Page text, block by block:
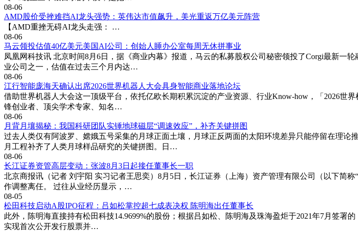
08-06
AMD股价受挫难挡AI龙头强势：英伟达市值飙升，美光重返万亿美元阵营
【AMD重挫无碍AI龙头走强： …
08-06
马云领投估值40亿美元美国AI公司：创始人睡办公室每周无休拼事业
凤凰网科技讯 北京时间8月6日，据《商业内幕》报道，马云的私募股权公司秘密领投了Corgi最新一
业公司之一，估值在过去三个月内达…
08-06
江行智能庞海天确认出席2026世界机器人大会具身智能商业落地论坛
借助世界机器人大会这一顶级平台，依托亿欧长期积累沉淀的产业资源、行业Know-how，「2026世
锋创业者、顶尖学术专家、知名…
08-06
月背月壤揭秘：我国科研团队实锤地球磁层“调速效应”，补齐关键拼图
过去人类仅有阿波罗、嫦娥五号采集的月球正面土壤，月球正反两面的太阳环境差异只能停留在理
月工程补齐了人类月球样品研究的关键拼图。日…
08-06
长江证券资管高层变动：张波8月3日起接任董事长一职
北京商报讯（记者 刘宇阳 实习记者王思奕）8月5日，长江证券（上海）资产管理有限公司（以下简
作调整离任。 过往从业经历显示，…
08-05
松田科技启动A股IPO征程：吕如松掌控超七成表决权 陈明海出任董事长
此外，陈明海直接持有松田科技14.9699%的股份；根据吕如松、陈明海及珠海盈炬于2021年7月签署
实现首次公开发行股票并…